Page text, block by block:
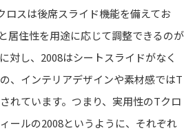
ロスは後席スライド機能を備えてお
居住性を用途に応じて調整できるのが
対し、2008はシートスライドがなく
、インテリアデザインや素材感ではT
れています。つまり、実用性のTクロ
ールの2008というように、それぞれ